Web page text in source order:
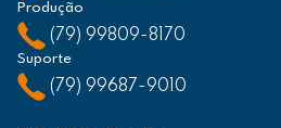
Produção
(79) 99809-8170
Suporte
(79) 99687-9010